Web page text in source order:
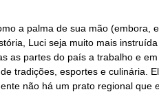
a palma de sua mão (embora,
Luci seja muito mais
as partes do país a trabalho e
tradições, esportes e culinária.
não há um prato regional que